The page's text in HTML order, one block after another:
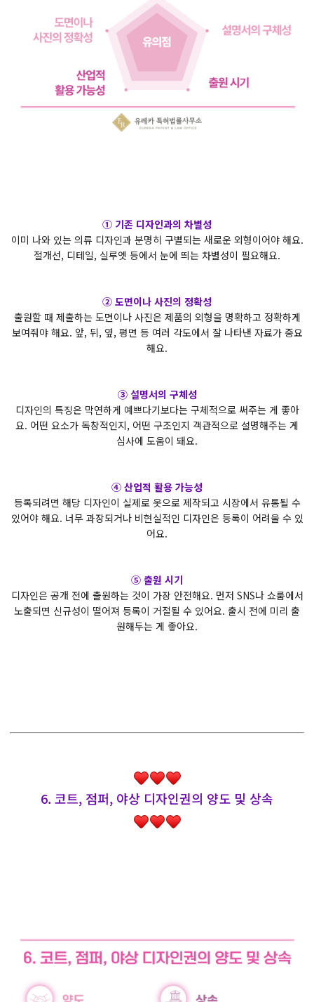
① 기존 디자인과의 차별성
이미 나와 있는 의류 디자인과 분명히 구별되는 새로운 외형이어야 해요.
절개선, 디테일, 실루엣 등에서 눈에 띄는 차별성이 필요해요.
② 도면이나 사진의 정확성
출원할 때 제출하는 도면이나 사진은 제품의 외형을 명확하고 정확하게
보여줘야 해요. 앞, 뒤, 옆, 평면 등 여러 각도에서 잘 나타낸 자료가 중요
해요.
③ 설명서의 구체성
디자인의 특징은 막연하게 예쁘다기보다는 구체적으로 써주는 게 좋아
요. 어떤 요소가 독창적인지, 어떤 구조인지 객관적으로 설명해주는 게
심사에 도움이 돼요.
④ 산업적 활용 가능성
등록되려면 해당 디자인이 실제로 옷으로 제작되고 시장에서 유통될 수
있어야 해요. 너무 과장되거나 비현실적인 디자인은 등록이 어려울 수 있
어요.
⑤ 출원 시기
디자인은 공개 전에 출원하는 것이 가장 안전해요. 먼저 SNS나 쇼룸에서
노출되면 신규성이 떨어져 등록이 거절될 수 있어요. 출시 전에 미리 출
원해두는 게 좋아요.
6. 코트, 점퍼, 야상 디자인권의 양도 및 상속